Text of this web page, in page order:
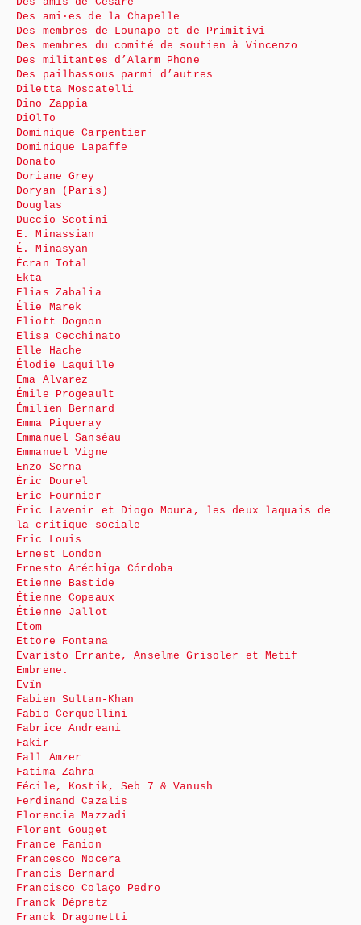
Des ami·es de la Chapelle
Des membres de Lounapo et de Primitivi
Des membres du comité de soutien à Vincenzo
Des militantes d’Alarm Phone
Des pailhassous parmi d’autres
Diletta Moscatelli
Dino Zappia
DiOlTo
Dominique Carpentier
Dominique Lapaffe
Donato
Doriane Grey
Doryan (Paris)
Douglas
Duccio Scotini
E. Minassian
É. Minasyan
Écran Total
Ekta
Elias Zabalia
Élie Marek
Eliott Dognon
Elisa Cecchinato
Elle Hache
Élodie Laquille
Ema Alvarez
Émile Progeault
Émilien Bernard
Emma Piqueray
Emmanuel Sanséau
Emmanuel Vigne
Enzo Serna
Éric Dourel
Eric Fournier
Éric Lavenir et Diogo Moura, les deux laquais de
la critique sociale
Eric Louis
Ernest London
Ernesto Aréchiga Córdoba
Etienne Bastide
Étienne Copeaux
Étienne Jallot
Etom
Ettore Fontana
Evaristo Errante, Anselme Grisoler et Metif
Embrene.
Evîn
Fabien Sultan-Khan
Fabio Cerquellini
Fabrice Andreani
Fakir
Fall Amzer
Fatima Zahra
Fécile, Kostik, Seb 7 & Vanush
Ferdinand Cazalis
Florencia Mazzadi
Florent Gouget
France Fanion
Francesco Nocera
Francis Bernard
Francisco Colaço Pedro
Franck Dépretz
Franck Dragonetti